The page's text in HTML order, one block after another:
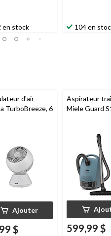
en stock 104 en
d'air
TurboBreeze, 6
Ajouter
$
Aspirateur
Miele Guard
599,99 $